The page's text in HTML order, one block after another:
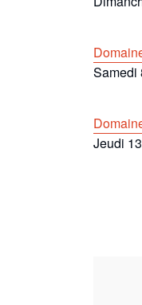
Samedi
Jeudi